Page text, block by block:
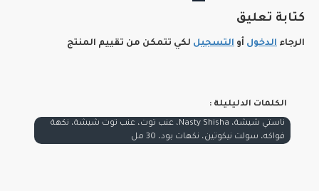
كتابة تعليق
الرجاء الدخول أو التسجيل لكي تتمكن من تقييم المنتج
الكلمات الدليليلة :
ناستي شيشة، Nasty Shisha، عنب توت، عنب توت شيشة، نكهة
فواكه، سولت نيكوتين، نكهات بود، 30 مل